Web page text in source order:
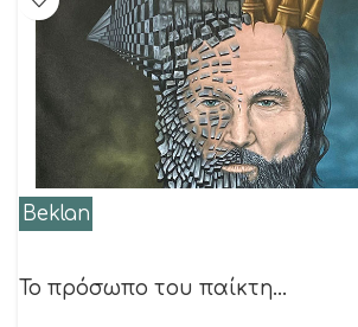
Beklan
Το πρόσωπο του παίκτη…